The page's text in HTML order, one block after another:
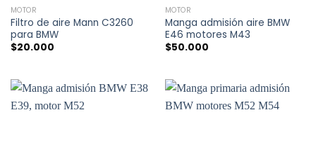
MOTOR
Filtro de aire Mann C3260
para BMW
$20.000
MOTOR
Manga admisión aire BMW
E46 motores M43
$50.000